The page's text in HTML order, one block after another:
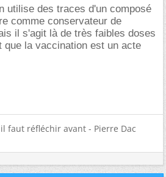
utilise des traces d'un composé
comme conservateur de
il s'agit là de très faibles doses
que la vaccination est un acte
faut réfléchir avant - Pierre Dac